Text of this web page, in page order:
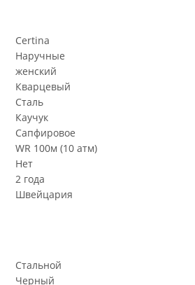
Certina
Наручные
женский
Кварцевый
Сталь
Каучук
Сапфировое
WR 100м (10 атм)
Нет
2 года
Швейцария
Стальной
Черный